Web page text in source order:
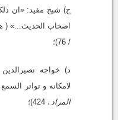
ج) شیخ مفید: «ان
اصحاب الحدیث...» (
/ 76)؛
د) خواجه
لامکانه و تواتر
المراد ، 424)؛